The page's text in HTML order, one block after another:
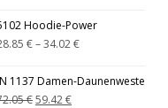
Hoodie-Power
€–34.02€
1137 Damen-Daunenweste
€59.42€